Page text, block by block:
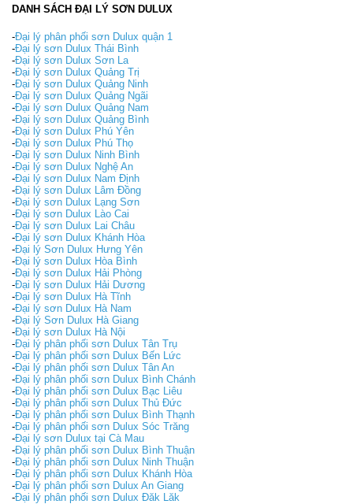
DANH SÁCH ĐẠI LÝ SƠN DULUX
-Đại lý phân phối sơn Dulux quận 1
-Đại lý sơn Dulux Thái Bình
-Đại lý sơn Dulux Sơn La
-Đại lý sơn Dulux Quảng Trị
-Đại lý sơn Dulux Quảng Ninh
-Đại lý sơn Dulux Quảng Ngãi
-Đại lý sơn Dulux Quảng Nam
-Đại lý sơn Dulux Quảng Bình
-Đại lý sơn Dulux Phú Yên
-Đại lý sơn Dulux Phú Thọ
-Đại lý sơn Dulux Ninh Bình
-Đại lý sơn Dulux Nghệ An
-Đại lý sơn Dulux Nam Định
-Đại lý sơn Dulux Lâm Đồng
-Đại lý sơn Dulux Lạng Sơn
-Đại lý sơn Dulux Lào Cai
-Đại lý sơn Dulux Lai Châu
-Đại lý sơn Dulux Khánh Hòa
-Đại lý Sơn Dulux Hưng Yên
-Đại lý sơn Dulux Hòa Bình
-Đại lý sơn Dulux Hải Phòng
-Đại lý sơn Dulux Hải Dương
-Đại lý sơn Dulux Hà Tĩnh
-Đại lý sơn Dulux Hà Nam
-Đại lý Sơn Dulux Hà Giang
-Đại lý sơn Dulux Hà Nội
-Đại lý phân phối sơn Dulux Tân Trụ
-Đại lý phân phối sơn Dulux Bến Lức
-Đại lý phân phối sơn Dulux Tân An
-Đại lý phân phối sơn Dulux Bình Chánh
-Đại lý phân phối sơn Dulux Bạc Liêu
-Đại lý phân phối sơn Dulux Thủ Đức
-Đại lý phân phối sơn Dulux Bình Thạnh
-Đại lý phân phối sơn Dulux Sóc Trăng
-Đại lý sơn Dulux tại Cà Mau
-Đại lý phân phối sơn Dulux Bình Thuận
-Đại lý phân phối sơn Dulux Ninh Thuận
-Đại lý phân phối sơn Dulux Khánh Hòa
-Đại lý phân phối sơn Dulux An Giang
-Đại lý phân phối sơn Dulux Đăk Lăk